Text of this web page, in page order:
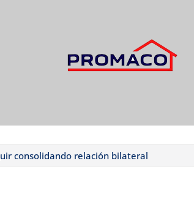
consolidando relación bilateral